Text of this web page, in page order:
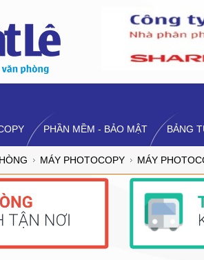
PHẦN MỀM - BẢO MẬT BẢNG
MÁY PHOTOCOPY MÁY